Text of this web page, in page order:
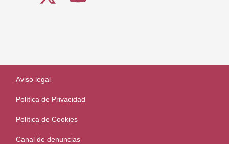
Aviso legal
Política de Privacidad
Política de Cookies
Canal de denuncias